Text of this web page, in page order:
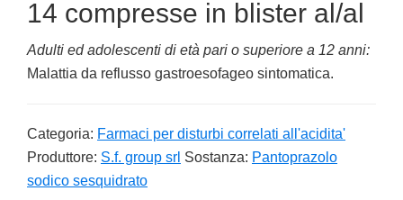
14 compresse in blister al/al
Adulti ed adolescenti di età pari o superiore a 12 anni:
Malattia da reflusso gastroesofageo sintomatica.
Categoria: Farmaci per disturbi correlati all'acidita'
Produttore: S.f. group srl Sostanza: Pantoprazolo
sodico sesquidrato